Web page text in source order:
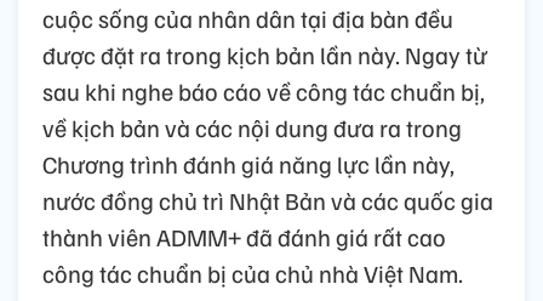
cuộc sống của nhân dân tại địa bàn đều
được đặt ra trong kịch bản lần này. Ngay từ
sau khi nghe báo cáo về công tác chuẩn bị,
về kịch bản và các nội dung đưa ra trong
Chương trình đánh giá năng lực lần này,
nước đồng chủ trì Nhật Bản và các quốc gia
thành viên ADMM+ đã đánh giá rất cao
công tác chuẩn bị của chủ nhà Việt Nam.